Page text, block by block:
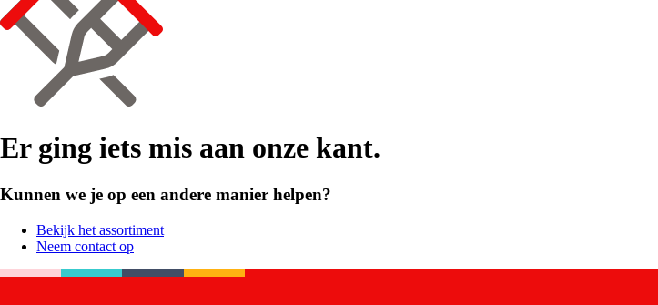
Er ging iets mis aan onze kant.
Kunnen we je op een andere manier helpen?
Bekijk het assortiment
Neem contact op